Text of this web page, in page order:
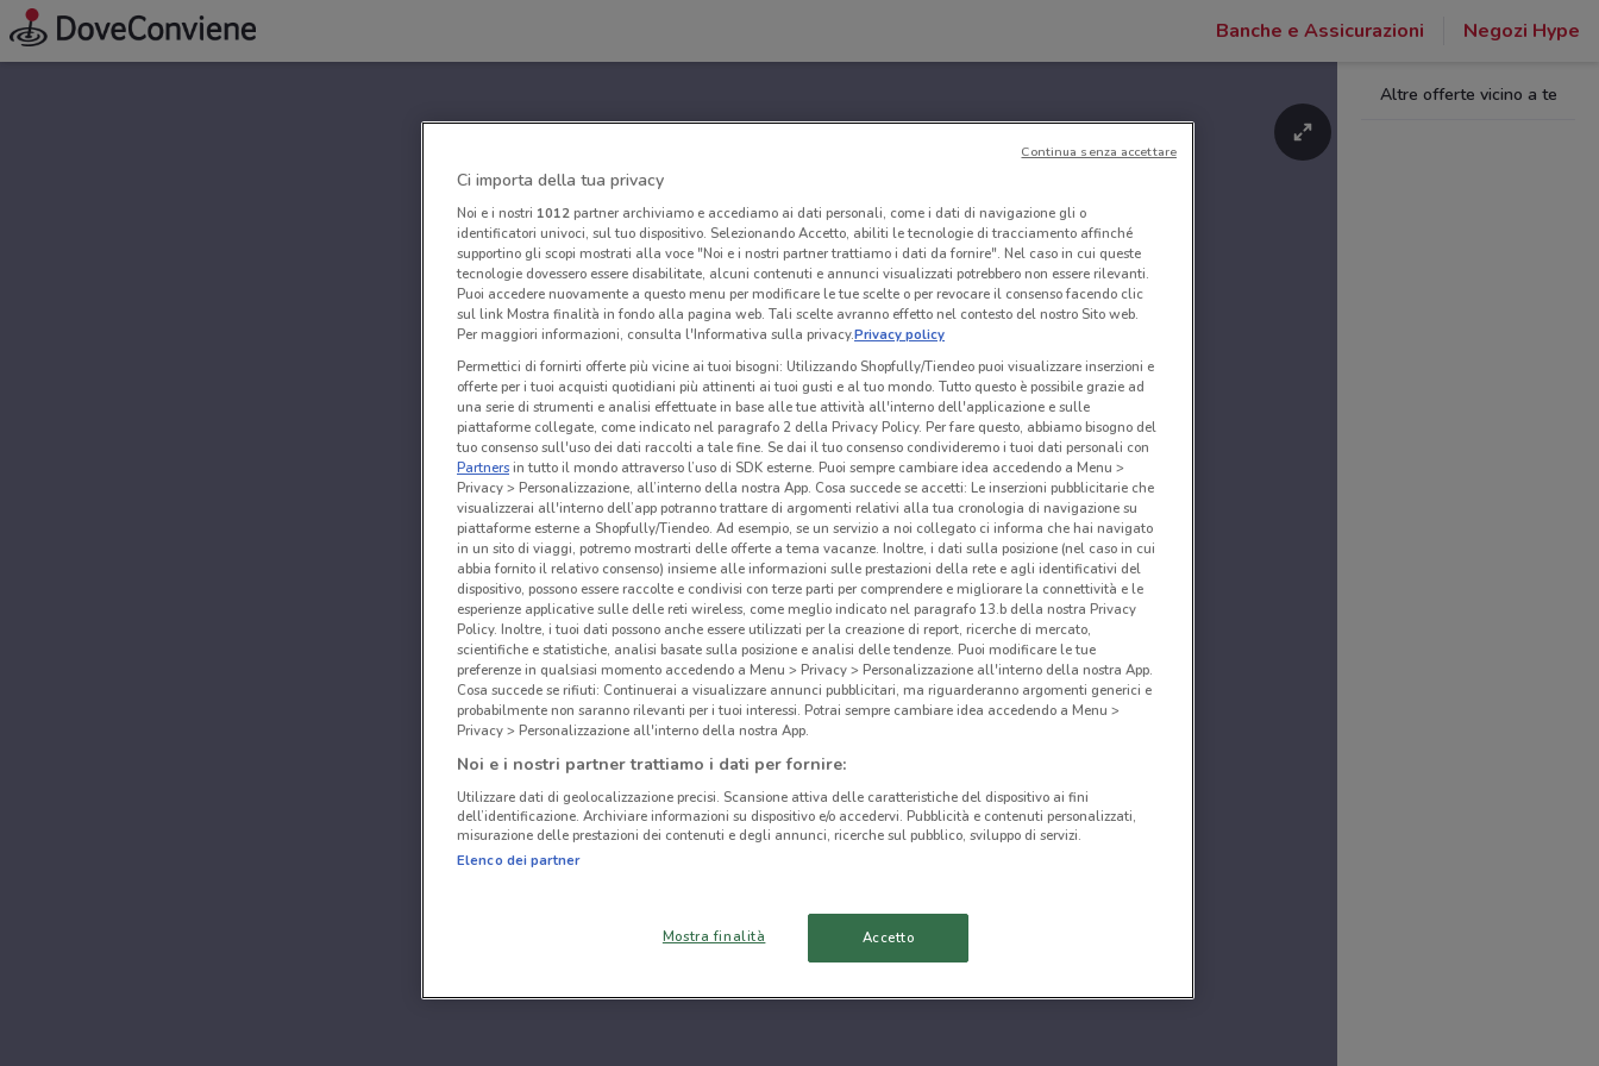
Banche e Assicurazioni Negozi Hype
Altre offerte vicino a te
Ci importa della tua privacy
Noi e i nostri 1012partner archiviamo e accediamo ai dati personali, come i dati di navigazione gli o
identificatori univoci, sul tuo dispositivo. Selezionando Accetto, abiliti le tecnologie di tracciamento affinché
supportino gli scopi mostrati alla voce "Noi e i nostri partner trattiamo i dati da fornire". Nel caso in cui queste
tecnologie dovessero essere disabilitate, alcuni contenuti e annunci visualizzati potrebbero non essere rilevanti.
Puoi accedere nuovamente a questo menu per modificare le tue scelte o per revocare il consenso facendo clic
sul link Mostra finalità in fondo alla pagina web. Tali scelte avranno effetto nel contesto del nostro Sito web.
Per maggiori informazioni, consulta l'Informativa sulla privacy.Privacy policy
Permettici di fornirti offerte più vicine ai tuoi bisogni: Utilizzando Shopfully/Tiendeo puoi visualizzare inserzioni e
offerte per i tuoi acquisti quotidiani più attinenti ai tuoi gusti e al tuo mondo. Tutto questo è possibile grazie ad
una serie di strumenti e analisi effettuate in base alle tue attività all'interno dell'applicazione e sulle
piattaforme collegate, come indicato nel paragrafo 2 della Privacy Policy. Per fare questo, abbiamo bisogno del
tuo consenso sull'uso dei dati raccolti a tale fine. Se dai il tuo consenso condivideremo i tuoi dati personali con
Partnersin tutto il mondo attraverso l’uso di SDK esterne. Puoi sempre cambiare idea accedendo a Menu >
Privacy > Personalizzazione, all’interno della nostra App. Cosa succede se accetti: Le inserzioni pubblicitarie che
visualizzerai all'interno dell’app potranno trattare di argomenti relativi alla tua cronologia di navigazione su
piattaforme esterne a Shopfully/Tiendeo. Ad esempio, se un servizio a noi collegato ci informa che hai navigato
in un sito di viaggi, potremo mostrarti delle offerte a tema vacanze. Inoltre, i dati sulla posizione (nel caso in cui
abbia fornito il relativo consenso) insieme alle informazioni sulle prestazioni della rete e agli identificativi del
dispositivo, possono essere raccolte e condivisi con terze parti per comprendere e migliorare la connettività e le
esperienze applicative sulle delle reti wireless, come meglio indicato nel paragrafo 13.b della nostra Privacy
Policy. Inoltre, i tuoi dati possono anche essere utilizzati per la creazione di report, ricerche di mercato,
scientifiche e statistiche, analisi basate sulla posizione e analisi delle tendenze. Puoi modificare le tue
preferenze in qualsiasi momento accedendo a Menu > Privacy > Personalizzazione all'interno della nostra App.
Cosa succede se rifiuti: Continuerai a visualizzare annunci pubblicitari, ma riguarderanno argomenti generici e
probabilmente non saranno rilevanti per i tuoi interessi. Potrai sempre cambiare idea accedendo a Menu >
Privacy > Personalizzazione all'interno della nostra App.
Noi e i nostri partner trattiamo i dati per fornire:
Utilizzare dati di geolocalizzazione precisi. Scansione attiva delle caratteristiche del dispositivo ai fini
dell’identificazione. Archiviare informazioni su dispositivo e/o accedervi. Pubblicità e contenuti personalizzati,
misurazione delle prestazioni dei contenuti e degli annunci, ricerche sul pubblico, sviluppo di servizi.
Elenco dei partner
Mostra finalità Accetto
Continua senza accettare